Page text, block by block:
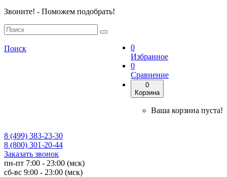
Звоните! - Поможем подобрать!
0
Избранное
0
Сравнение
0
Корзина
Ваша корзина пуста!
Поиск
8 (499) 383-23-30
8 (800) 301-20-44
Заказать звонок
пн-пт 7:00 - 23:00 (мск)
сб-вс 9:00 - 23:00 (мск)